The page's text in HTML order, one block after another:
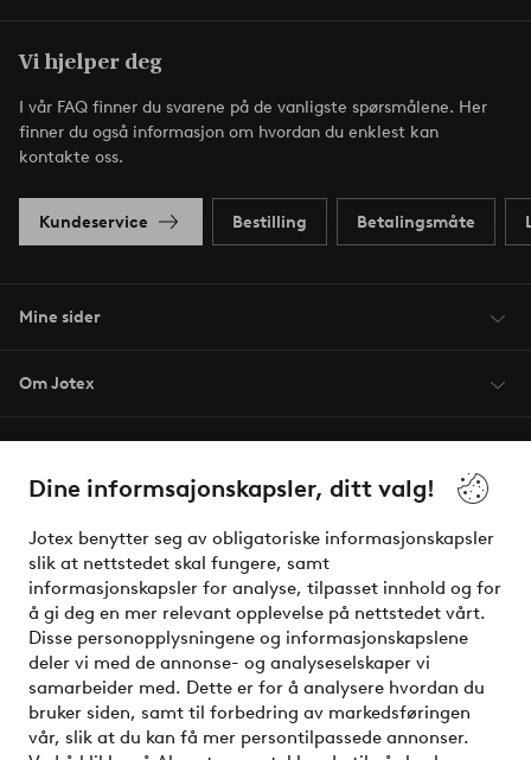
Dine informsajonskapsler, ditt valg!
Jotex benytter seg av obligatoriske informasjonskapsler
slik at nettstedet skal fungere, samt
informasjonskapsler for analyse, tilpasset innhold og for
å gi deg en mer relevant opplevelse på nettstedet vårt.
Disse personopplysningene og informasjonskapslene
deler vi med de annonse- og analyseselskaper vi
samarbeider med. Dette er for å analysere hvordan du
bruker siden, samt til forbedring av markedsføringen
vår, slik at du kan få mer persontilpassede annonser.
Vi hjelper deg
I vår FAQ finner du svarene på de vanligste spørsmålene. Her
finner du også informasjon om hvordan du enklest kan
kontakte oss.
Kundeservice Bestilling Betalingsmåte
Mine sider
Om Jotex
Venner
Sikre betalinger - Betal direkte eller del opp
Vil du vite mer om våre betalingsalternativer?